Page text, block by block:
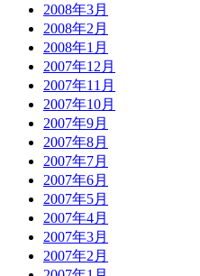
2008年3月
2008年2月
2008年1月
2007年12月
2007年11月
2007年10月
2007年9月
2007年8月
2007年7月
2007年6月
2007年5月
2007年4月
2007年3月
2007年2月